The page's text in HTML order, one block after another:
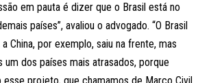
em pauta é dizer que o Brasil está no
países”, avaliou o advogado. “O Brasil
China, por exemplo, saiu na frente, mas
um dos países mais atrasados, porque